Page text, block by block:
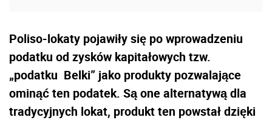
Poliso-lokaty pojawiły się po wprowadzeniu
podatku od zysków kapitałowych tzw.
„podatku Belki” jako produkty pozwalające
ominąć ten podatek. Są one alternatywą dla
tradycyjnych lokat, produkt ten powstał dzięki